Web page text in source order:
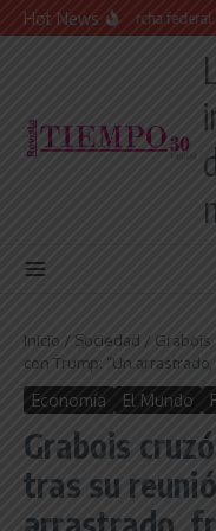
Saltar al contenido
Hot News
Masiva marcha federal en
Inicio / Sociedad /
con Trump: “Un
Economía El Mundo
Grabois
tras su